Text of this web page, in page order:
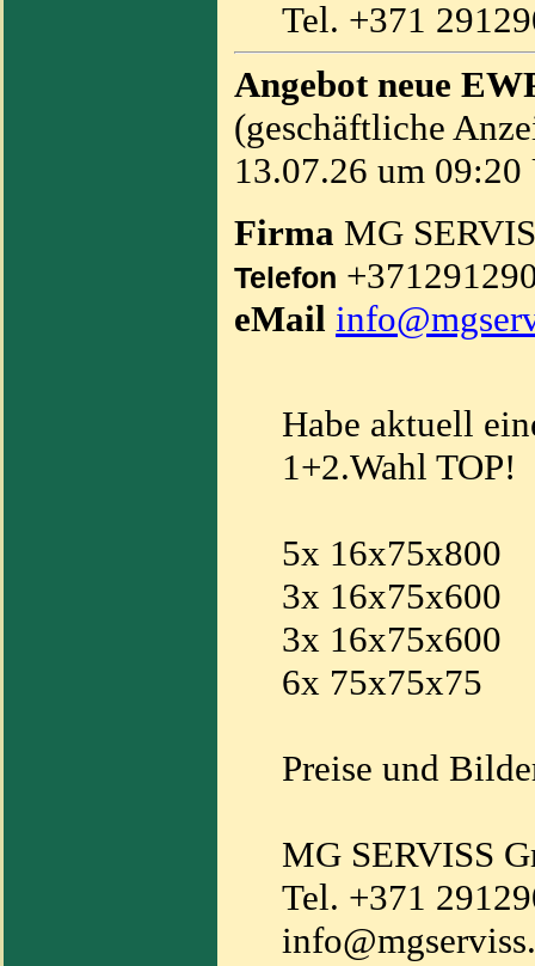
Tel. +371
Angebot neue
(geschäftliche
13.07.26 um 09:20
Firma MG
Telefon
eMail
Habe aktuell
1+2.Wahl TOP!
5x 16x75x800
3x 16x75x600
3x 16x75x600
6x 75x75x75
Preise und
MG SERVISS
Tel. +371